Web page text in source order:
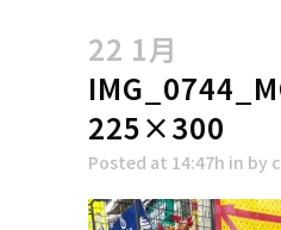
22 1月
225×300
Posted at 14:47h in by